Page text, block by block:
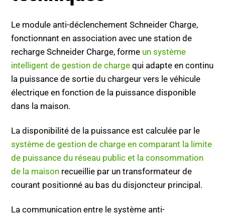
Le module anti-déclenchement Schneider Charge,
fonctionnant en association avec une station de
recharge Schneider Charge, forme un système
intelligent de gestion de charge qui adapte en continu
la puissance de sortie du chargeur vers le véhicule
électrique en fonction de la puissance disponible
dans la maison.
La disponibilité de la puissance est calculée par le
système de gestion de charge en comparant la limite
de puissance du réseau public et la consommation
de la maison recueillie par un transformateur de
courant positionné au bas du disjoncteur principal.
La communication entre le système anti-